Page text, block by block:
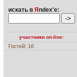
искать в Я ndex'е:
участники on-line:
Гостей: 16